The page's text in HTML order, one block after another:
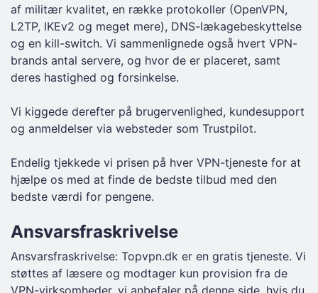
af militær kvalitet, en række protokoller (OpenVPN,
L2TP, IKEv2 og meget mere), DNS-lækagebeskyttelse
og en kill-switch. Vi sammenlignede også hvert VPN-
brands antal servere, og hvor de er placeret, samt
deres hastighed og forsinkelse.
Vi kiggede derefter på brugervenlighed, kundesupport
og anmeldelser via websteder som Trustpilot.
Endelig tjekkede vi prisen på hver VPN-tjeneste for at
hjælpe os med at finde de bedste tilbud med den
bedste værdi for pengene.
Ansvarsfraskrivelse
Ansvarsfraskrivelse: Topvpn.dk er en gratis tjeneste. Vi
støttes af læsere og modtager kun provision fra de
VPN-virksomheder, vi anbefaler på denne side, hvis du